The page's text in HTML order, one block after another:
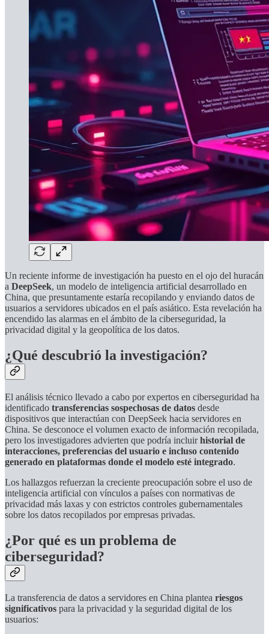
Un reciente informe de investigación ha puesto en el ojo del huracán
a DeepSeek, un modelo de inteligencia artificial desarrollado en
China, que presuntamente estaría recopilando y enviando datos de
usuarios a servidores ubicados en el país asiático. Esta revelación ha
encendido las alarmas en el ámbito de la ciberseguridad, la
privacidad digital y la geopolítica de los datos.
¿Qué descubrió la investigación?
El análisis técnico llevado a cabo por expertos en ciberseguridad ha
identificado transferencias sospechosas de datos desde
dispositivos que interactúan con DeepSeek hacia servidores en
China. Se desconoce el volumen exacto de información recopilada,
pero los investigadores advierten que podría incluirhistorial de
interacciones, preferencias del usuario e incluso contenido
generado en plataformas donde el modelo esté integrado.
Los hallazgos refuerzan la creciente preocupación sobre el uso de
inteligencia artificial con vínculos a países con normativas de
privacidad más laxas y con estrictos controles gubernamentales
sobre los datos recopilados por empresas privadas.
¿Por qué es un problema de
ciberseguridad?
La transferencia de datos a servidores en China plantea riesgos
significativos para la privacidad y la seguridad digital de los
usuarios: